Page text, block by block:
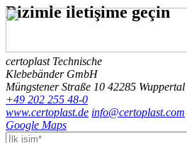
Bizimleiletişime geçin
certoplast Technische
Klebebänder GmbH
Müngstener Straße 10 42285 Wuppertal
+49 202 255 48-0
www.certoplast.de info@certoplast.com
Google Maps